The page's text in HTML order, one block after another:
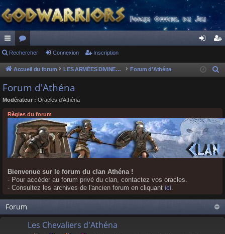
ac
co
ur
ci
or
u
s
ne cri
Rechercher Connexion Inscription
Accueil du forum LES ARMÉES DIVINES - FORUMS DE CLAN Forum d'Athéna
r
c
h
e
Forum d'Athéna
Modérateur : Oracles d'Athéna
Règles du forum
Bienvenue sur le forum du clan Athéna !
- Pour accéder au forum privé du clan, contactez vos oracles.
- Consultez les archives de l'ancien forum en cliquant ici.
Forum
Les Chevaliers d'Athéna